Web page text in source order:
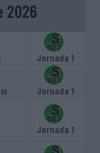
2026
Jornada 1
Jornada 1
Jornada 1